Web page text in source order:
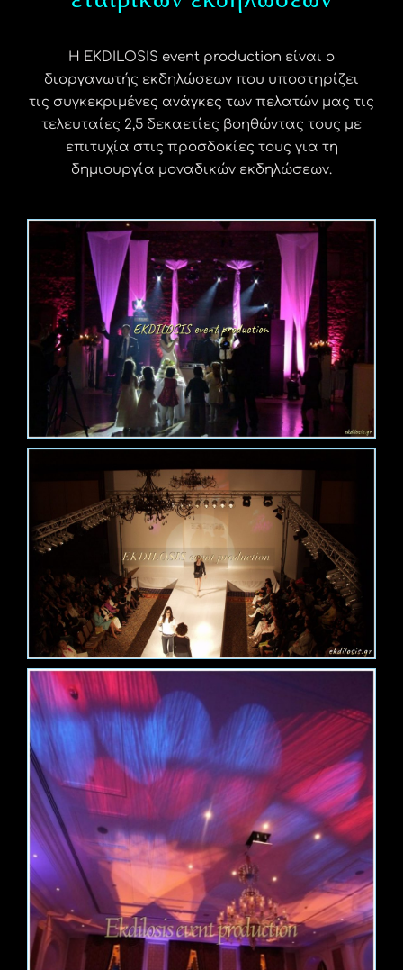
Η EKDILOSIS event production είναι ο
διοργανωτής εκδηλώσεων που υποστηρίζει
τις συγκεκριμένες ανάγκες των πελατών μας τις
τελευταίες 2,5 δεκαετίες βοηθώντας τους με
επιτυχία στις προσδοκίες τους για τη
δημιουργία μοναδικών εκδηλώσεων.